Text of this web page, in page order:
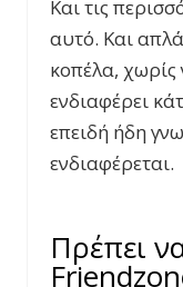
Και τις
αυτό. Και
κοπέλα, χωρίς
ενδιαφέρει
επειδή ήδη
ενδιαφέρεται.
Πρέπει